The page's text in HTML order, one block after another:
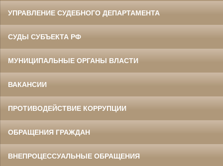
УПРАВЛЕНИЕ СУДЕБНОГО ДЕПАРТАМЕНТА
СУДЫ СУБЪЕКТА РФ
МУНИЦИПАЛЬНЫЕ ОРГАНЫ ВЛАСТИ
ВАКАНСИИ
ПРОТИВОДЕЙСТВИЕ КОРРУПЦИИ
ОБРАЩЕНИЯ ГРАЖДАН
ВНЕПРОЦЕССУАЛЬНЫЕ ОБРАЩЕНИЯ